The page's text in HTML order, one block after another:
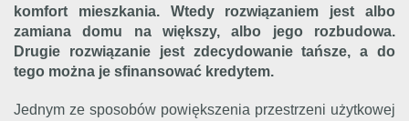
komfort mieszkania. Wtedy rozwiązaniem jest albo
zamiana domu na większy, albo jego rozbudowa.
Drugie rozwiązanie jest zdecydowanie tańsze, a do
tego można je sfinansować kredytem.
Jednym ze sposobów powiększenia przestrzeni użytkowej